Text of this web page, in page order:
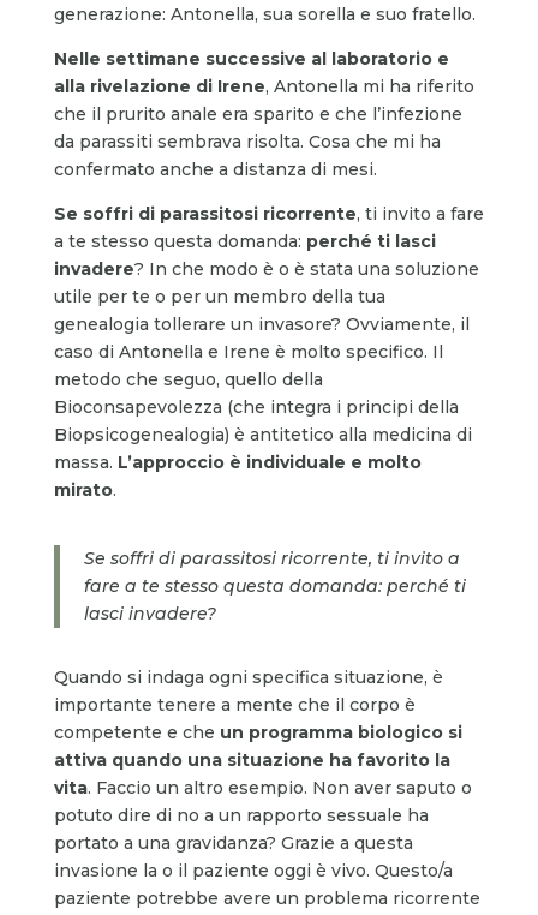
generazione: Antonella, sua sorella e suo fratello.
Nelle settimane successive al laboratorio e
alla rivelazione di Irene, Antonella mi ha riferito
che il prurito anale era sparito e che l’infezione
da parassiti sembrava risolta. Cosa che mi ha
confermato anche a distanza di mesi.
Se soffri di parassitosi ricorrente, ti invito a fare
a te stesso questa domanda: perché ti lasci
invadere? In che modo è o è stata una soluzione
utile per te o per un membro della tua
genealogia tollerare un invasore? Ovviamente, il
caso di Antonella e Irene è molto specifico. Il
metodo che seguo, quello della
Bioconsapevolezza (che integra i principi della
Biopsicogenealogia) è antitetico alla medicina di
massa. L’approccio è individuale e molto
mirato.
Se soffri di parassitosi ricorrente, ti invito a
fare a te stesso questa domanda: perché ti
lasci invadere?
Quando si indaga ogni specifica situazione, è
importante tenere a mente che il corpo è
competente e che un programma biologico si
attiva quando una situazione ha favorito la
vita. Faccio un altro esempio. Non aver saputo o
potuto dire di no a un rapporto sessuale ha
portato a una gravidanza? Grazie a questa
invasione la o il paziente oggi è vivo. Questo/a
paziente potrebbe avere un problema ricorrente